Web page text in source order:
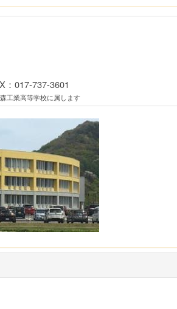
017-737-3601
工業高等学校に属します